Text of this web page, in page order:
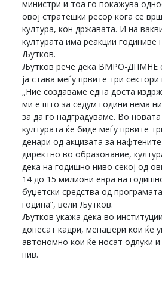
министри и тоа го покажува
овој стратешки ресор кога се
култура, кон државата. И на
културата има реакции годиниве
Љутков.
Љутков рече дека ВМРО-ДПМНЕ
ја става меѓу првите три сектори
„Ние создаваме една доста
ми е што за седум години нема
за да го надградуваме. Во
културата ќе биде меѓу првите
денари од акцизата за
директно во образование,
дека на годишно ниво секој од
14 до 15 милиони евра на
буџетски средства од
година“, вели Љутков.
Љутков укажа дека во
донесат кадри, менаџери кои ќе
автономно кои ќе носат одлуки
нив.